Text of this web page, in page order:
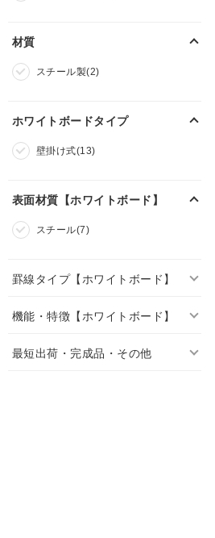
材質
スチール製(2)
ホワイトボードタイプ
壁掛け式(13)
表面材質【ホワイトボード】
スチール(7)
罫線タイプ【ホワイトボード】
機能・特徴【ホワイトボード】
最短出荷・完成品・その他